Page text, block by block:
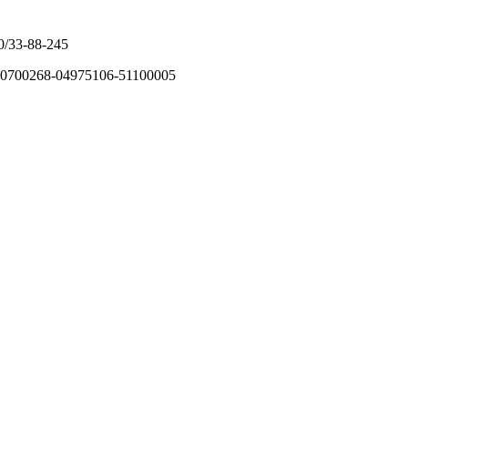
33-88-245
04975106-51100005